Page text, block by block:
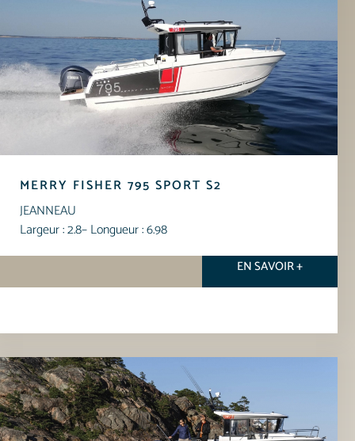
MERRY FISHER 795 SPORT S2
JEANNEAU
Largeur : 2.8– Longueur : 6.98
EN SAVOIR +